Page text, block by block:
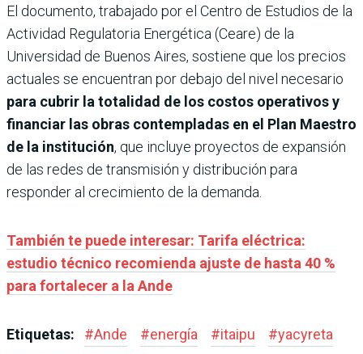
El documento, trabajado por el Centro de Estudios de la
Actividad Regulatoria Energética (Ceare) de la
Universidad de Buenos Aires, sostiene que los precios
actuales se encuentran por debajo del nivel necesario
para cubrir la totalidad de los costos operativos y
financiar las obras contempladas en el Plan Maestro
de la institución, que incluye proyectos de expansión
de las redes de transmisión y distribución para
responder al crecimiento de la demanda.
También te puede interesar: Tarifa eléctrica:
estudio técnico recomienda ajuste de hasta 40 %
para fortalecer a la Ande
Etiquetas: #Ande #energía #itaipu #yacyreta